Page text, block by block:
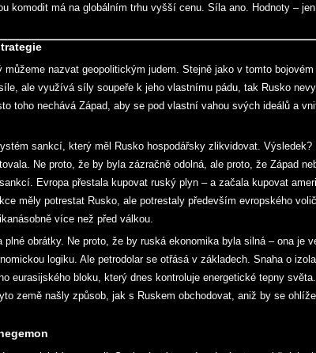
komodit má na globálním trhu vyšší cenu. Síla ano. Hodnoty –
můžeme nazvat geopolitickým judem. Stejně jako v tomto
ale využívá síly soupeře k jeho vlastnímu pádu, tak Rusko
toho nechává Západ, aby se pod vlastní vahou svých ideálů a
sankcí, který měl Rusko hospodářsky zlikvidovat. Výsledek?
Ne proto, že by byla zázračně odolná, ale proto, že Západ
Evropa přestala kupovat ruský plyn – a začala kupovat
měly potrestat Rusko, ale potrestaly především evropského
více než před válkou.
obrátky. Ne proto, že by ruská ekonomika byla silná – ona je
logiku. Ale petrodolar se otřásá v základech. Snaha o
eurasijského bloku, který dnes kontroluje energetické tepny
země našly způsob, jak s Ruskem obchodovat, aniž by se